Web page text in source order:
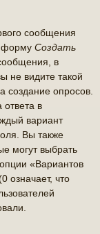
сообщения
форму Создать
в
не видите такой
создание опросов.
в
вариант
Вы также
могут выбрать
«Вариантов
означает, что